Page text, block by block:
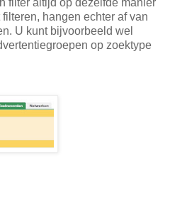
hangen echter af van
U kunt bijvoorbeeld wel
op zoektype